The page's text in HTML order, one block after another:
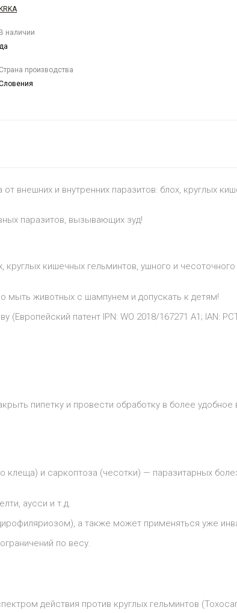
KRKA
В наличии
Страна производства
и внутренних паразитов: блох, круглых
паразитов, вызывающих зуд!
кишечных гельминтов, ушного и
мыть животных с шампунем и допускать к детям!
патент IPN: WO 2018/167271 A1; IAN:
пипетку и провести обработку в более удобное
клеща) и саркоптоза (чесотки) — паразитарных
аусси и т.д.
а также может применяться уже
по весу.
действия против круглых гельминтов